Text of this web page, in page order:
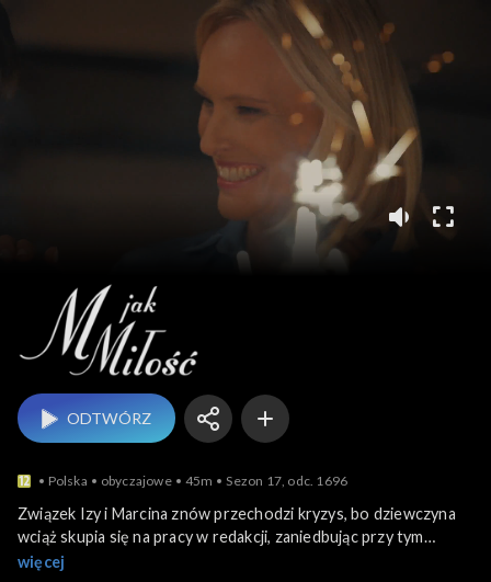
M jak miłość
ODTWÓRZ
Polska obyczajowe 45m Sezon 17, odc. 1696
Związek Izy i Marcina znów przechodzi kryzys, bo dziewczyna
wciąż skupia się na pracy w redakcji, zaniedbując przy tym
rodzinę. Poza tym Chodakowski przyjmuje na staż w agencji
więcej